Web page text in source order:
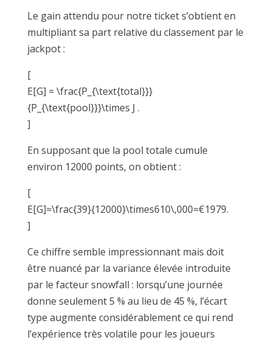
Le gain attendu pour notre ticket s’obtient en
multipliant sa part relative du classement par le
jackpot :
[
E[G] = \frac{P_{\text{total}}}
{P_{\text{pool}}}\times J .
]
En supposant que la pool totale cumule
environ 12000 points, on obtient :
[
E[G]≈\frac{39}{12000}\times610\,000≈€1979.
]
Ce chiffre semble impressionnant mais doit
être nuancé par la variance élevée introduite
par le facteur snowfall : lorsqu’une journée
donne seulement 5 % au lieu de 45 %, l’écart
type augmente considérablement ce qui rend
l’expérience très volatile pour les joueurs